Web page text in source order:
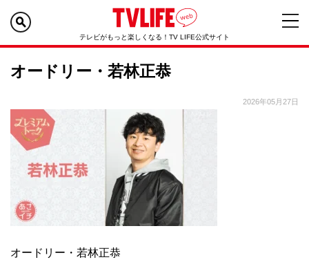
テレビがもっと楽しくなる！TV LIFE公式サイト
オードリー・若林正恭
2026年05月27日
オードリー・若林正恭